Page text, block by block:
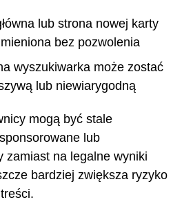
lub strona nowej karty
bez pozwolenia
wyszukiwarka może zostać
lub niewiarygodną
mogą być stale
lub
zamiast na legalne wyniki
bardziej zwiększa ryzyko